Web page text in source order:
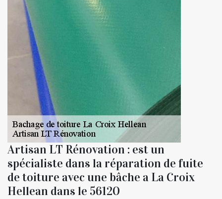
Artisan LT Rénovation : est un
spécialiste dans la réparation de fuite
de toiture avec une bâche a La Croix
Hellean dans le 56120